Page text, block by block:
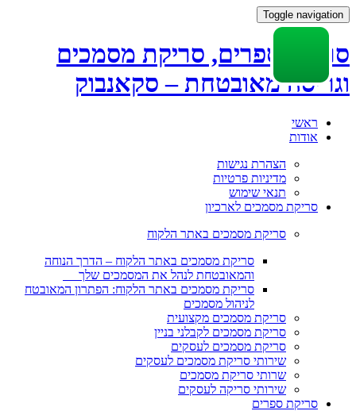
Toggle navigation
סריקת ספרים, סריקת מסמכים
וגריסה מאובטחת – סקאנבוק
Skip
ראשי
אודות
הצהרת נגישות
מדיניות פרטיות
תנאי שימוש
סריקת מסמכים לארכיון
סריקת מסמכים באתר הלקוח
סריקת מסמכים באתר הלקוח – הדרך הנוחה
והמאובטחת לנהל את המסמכים שלך
סריקת מסמכים באתר הלקוח: הפתרון המאובטח
לניהול מסמכים
סריקת מסמכים מקצועית
סריקת מסמכים לקבלני בניין
סריקת מסמכים לעסקים
שירותי סריקת מסמכים לעסקים
שרותי סריקת מסמכים
שירותי סריקה לעסקים
סריקת ספרים